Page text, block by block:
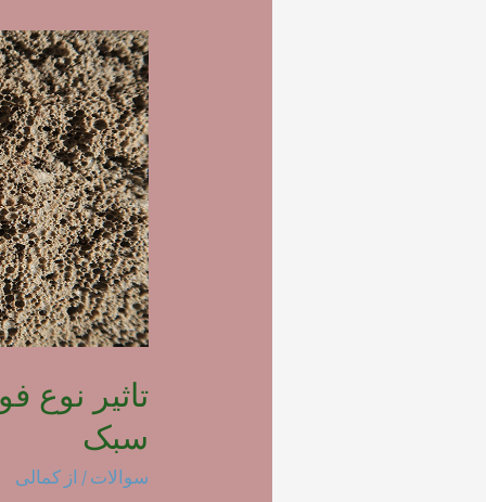
تاثیر نوع
سبک
سوالات / از کمالی